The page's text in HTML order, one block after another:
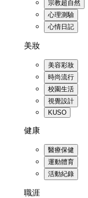
宗教超自然
心理測驗
心情日記
美妝
美容彩妝
時尚流行
校園生活
視覺設計
KUSO
健康
醫療保健
運動體育
活動紀錄
職涯